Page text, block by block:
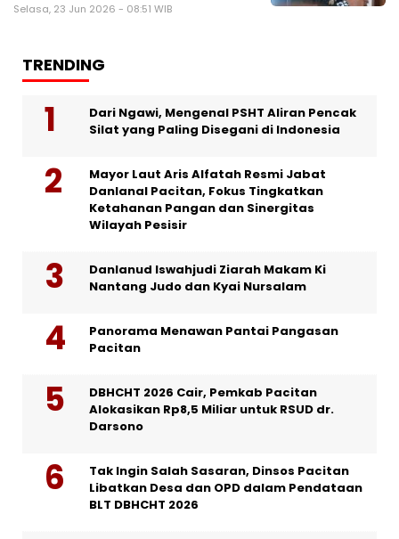
Selasa, 23 Jun 2026 - 08:51 WIB
TRENDING
Dari Ngawi, Mengenal PSHT Aliran Pencak
Silat yang Paling Disegani di Indonesia
Mayor Laut Aris Alfatah Resmi Jabat
Danlanal Pacitan, Fokus Tingkatkan
Ketahanan Pangan dan Sinergitas
Wilayah Pesisir
Danlanud Iswahjudi Ziarah Makam Ki
Nantang Judo dan Kyai Nursalam
Panorama Menawan Pantai Pangasan
Pacitan
DBHCHT 2026 Cair, Pemkab Pacitan
Alokasikan Rp8,5 Miliar untuk RSUD dr.
Darsono
Tak Ingin Salah Sasaran, Dinsos Pacitan
Libatkan Desa dan OPD dalam Pendataan
BLT DBHCHT 2026